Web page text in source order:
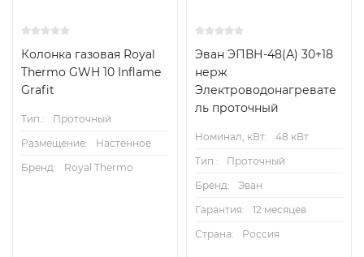
Колонка газовая Royal
Thermo GWH 10 Inflame
Grafit
Тип.:
Проточный
Размещение:
Настенное
Бренд:
Royal Thermo
Эван ЭПВН-48(А) 30+18
нерж
Электроводонагревате
ль проточный
Номинал, кВт:
48 кВт
Тип.:
Проточный
Бренд:
Эван
Гарантия:
12 месяцев
Страна:
Россия